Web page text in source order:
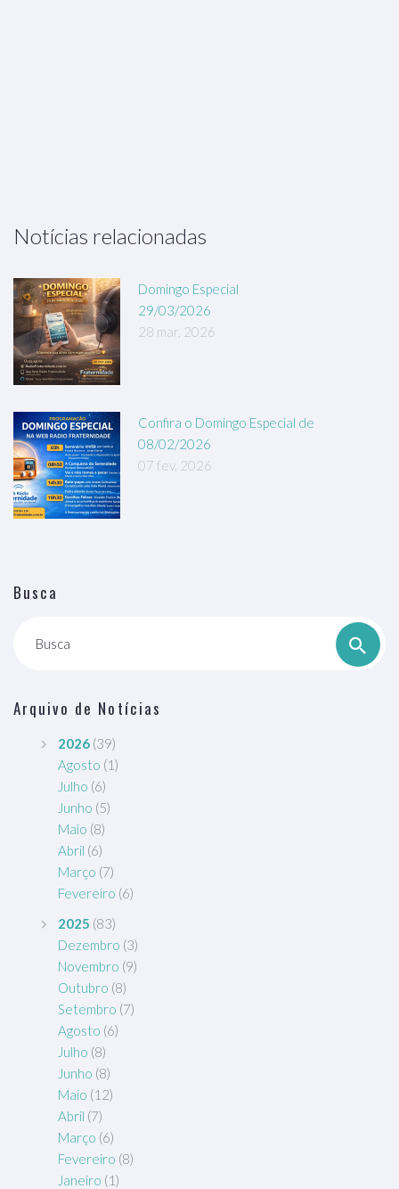
Notícias relacionadas
Domingo Especial
29/03/2026
28 mar, 2026
Confira o Domingo Especial de
08/02/2026
07 fev, 2026
Busca
Busca
Arquivo de Notícias
2026 (39)
Agosto (1)
Julho (6)
Junho (5)
Maio (8)
Abril (6)
Março (7)
Fevereiro (6)
2025 (83)
Dezembro (3)
Novembro (9)
Outubro (8)
Setembro (7)
Agosto (6)
Julho (8)
Junho (8)
Maio (12)
Abril (7)
Março (6)
Fevereiro (8)
Janeiro (1)